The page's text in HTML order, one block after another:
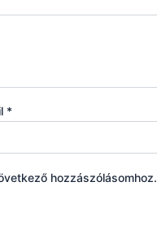
*
hozzászólásomhoz.